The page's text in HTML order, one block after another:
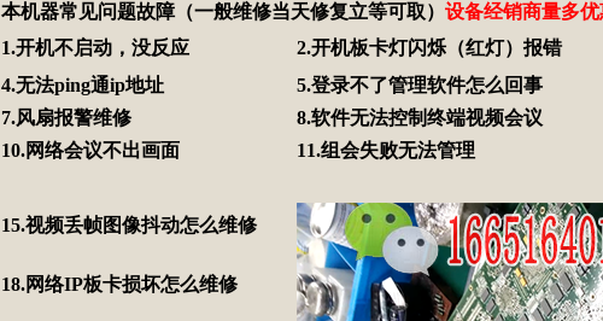
本机器常见问题故障（一般维修当天修复立等可取） 设备经销商量多优
1.开机不启动，没反应
2.开机板卡灯闪烁（红灯）报错
4.无法ping通ip地址
5.登录不了管理软件怎么回事
7.风扇报警维修
8.软件无法控制终端视频会议
10.网络会议不出画面
11.组会失败无法管理
15.视频丢帧图像抖动怎么维修
18.网络IP板卡损坏怎么维修